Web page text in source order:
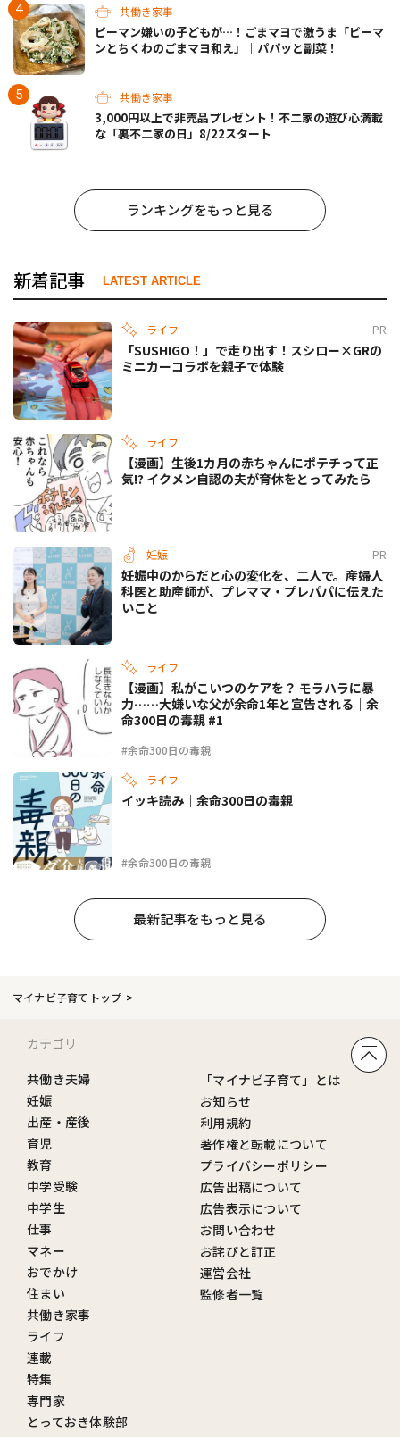
共働き家事
ピーマン嫌いの子どもが…！ごまマヨで激うま「ピーマ
ンとちくわのごまマヨ和え」｜パパッと副菜！
共働き家事
3,000円以上で非売品プレゼント！不二家の遊び心満載
な「裏不二家の日」8/22スタート
ランキングをもっと見る
新着記事 LATEST ARTICLE
ライフ PR
「SUSHIGO！」で走り出す！スシロー×GRの
ミニカーコラボを親子で体験
ライフ
【漫画】生後1カ月の赤ちゃんにポテチって正
気!? イクメン自認の夫が育休をとってみたら
妊娠 PR
妊娠中のからだと心の変化を、二人で。産婦人
科医と助産師が、プレママ・プレパパに伝えた
いこと
ライフ
#余命300日の毒親
【漫画】私がこいつのケアを？ モラハラに暴
力……大嫌いな父が余命1年と宣告される｜余
命300日の毒親 #1
ライフ
#余命300日の毒親
イッキ読み｜余命300日の毒親
最新記事をもっと見る
マイナビ子育てトップ
カテゴリ
共働き夫婦
妊娠
出産・産後
育児
教育
中学受験
中学生
仕事
マネー
おでかけ
住まい
共働き家事
ライフ
連載
特集
専門家
とっておき体験部
「マイナビ子育て」とは
お知らせ
利用規約
著作権と転載について
プライバシーポリシー
広告出稿について
広告表示について
お問い合わせ
お詫びと訂正
運営会社
監修者一覧